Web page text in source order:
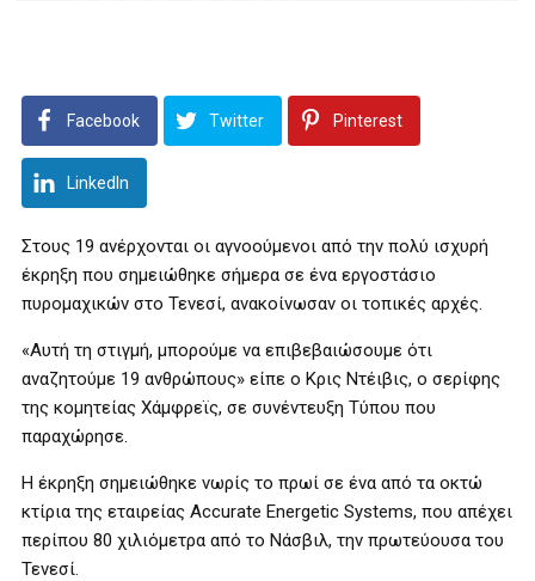
Facebook Twitter Pinterest
LinkedIn
Στους 19 ανέρχονται οι αγνοούμενοι από την πολύ ισχυρή
έκρηξη που σημειώθηκε σήμερα σε ένα εργοστάσιο
πυρομαχικών στο Τενεσί, ανακοίνωσαν οι τοπικές αρχές.
«Αυτή τη στιγμή, μπορούμε να επιβεβαιώσουμε ότι
αναζητούμε 19 ανθρώπους» είπε ο Κρις Ντέιβις, ο σερίφης
της κομητείας Χάμφρεϊς, σε συνέντευξη Τύπου που
παραχώρησε.
Η έκρηξη σημειώθηκε νωρίς το πρωί σε ένα από τα οκτώ
κτίρια της εταιρείας Accurate Energetic Systems, που απέχει
περίπου 80 χιλιόμετρα από το Νάσβιλ, την πρωτεύουσα του
Τενεσί.